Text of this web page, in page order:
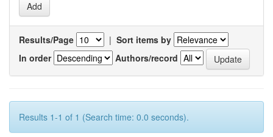
Results/Page | Sort items by
In order
Authors/record
Results 1-1 of 1 (Search time: 0.0 seconds).